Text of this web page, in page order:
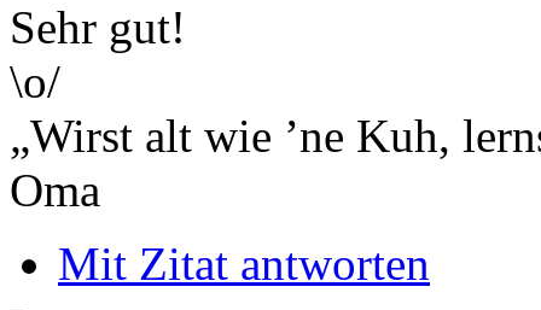
Sehr gut!
\o/
„Wirst alt wie ’ne Kuh,
Oma
Mit Zitat antworten